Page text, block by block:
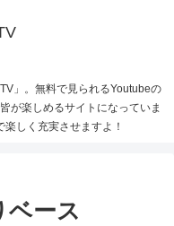
」。無料で見られるYoutubeの
が楽しめるサイトになっていま
しく充実させますよ！
ベース